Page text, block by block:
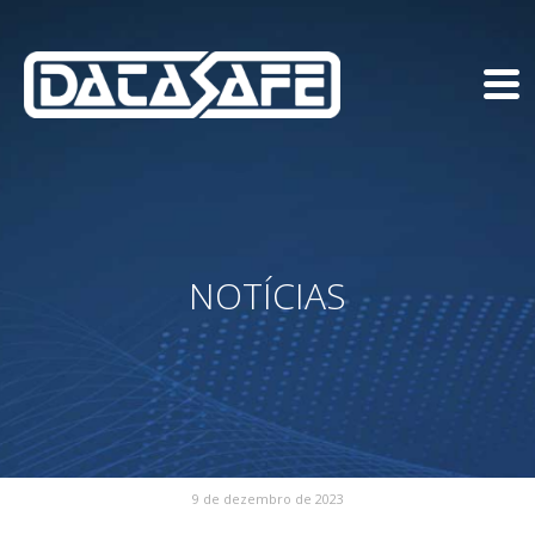
NOTÍCIAS
9 de dezembro de 2023